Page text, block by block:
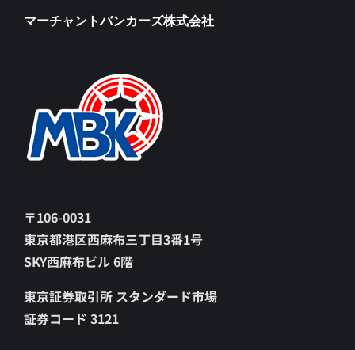
マーチャントバンカーズ株式会社
〒106-0031
東京都港区西麻布三丁目3番1号
SKY西麻布ビル 6階
東京証券取引所 スタンダード市場
証券コード 3121